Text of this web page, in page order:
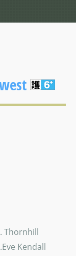
Thornhill
Kendall